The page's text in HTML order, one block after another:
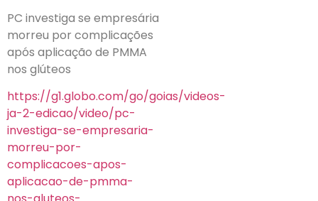
PC investiga se empresária
morreu por complicações
após aplicação de PMMA
nos glúteos
https://g1.globo.com/go/goias/videos-
ja-2-edicao/video/pc-
investiga-se-empresaria-
morreu-por-
complicacoes-apos-
aplicacao-de-pmma-